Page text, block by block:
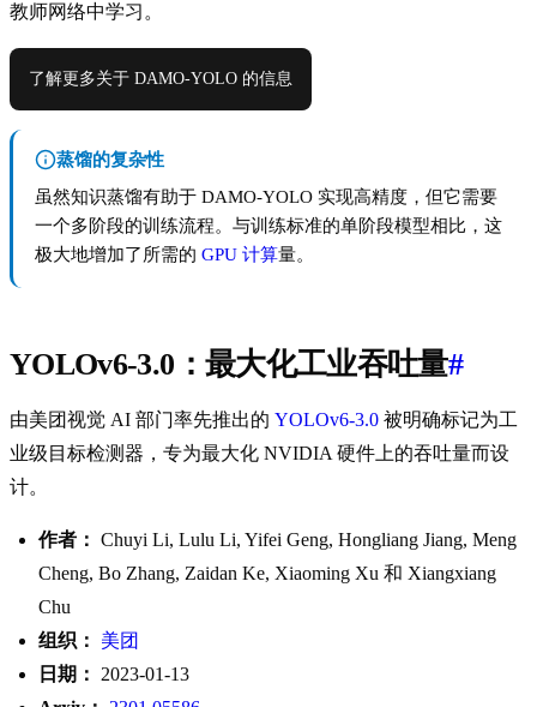
教师网络中学习。
了解更多关于 DAMO-YOLO 的信息
蒸馏的复杂性
虽然知识蒸馏有助于 DAMO-YOLO 实现高精度，但它需要
一个多阶段的训练流程。与训练标准的单阶段模型相比，这
极大地增加了所需的 GPU 计算量。
YOLOv6-3.0：最大化工业吞吐量#
由美团视觉 AI 部门率先推出的 YOLOv6-3.0 被明确标记为工
业级目标检测器，专为最大化 NVIDIA 硬件上的吞吐量而设
计。
作者： Chuyi Li, Lulu Li, Yifei Geng, Hongliang Jiang, Meng
Cheng, Bo Zhang, Zaidan Ke, Xiaoming Xu 和 Xiangxiang
Chu
组织：
美团
日期：
2023-01-13